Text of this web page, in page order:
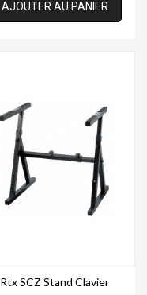
AJOUTER AU PANIER
Rtx SCZ Stand Clavier